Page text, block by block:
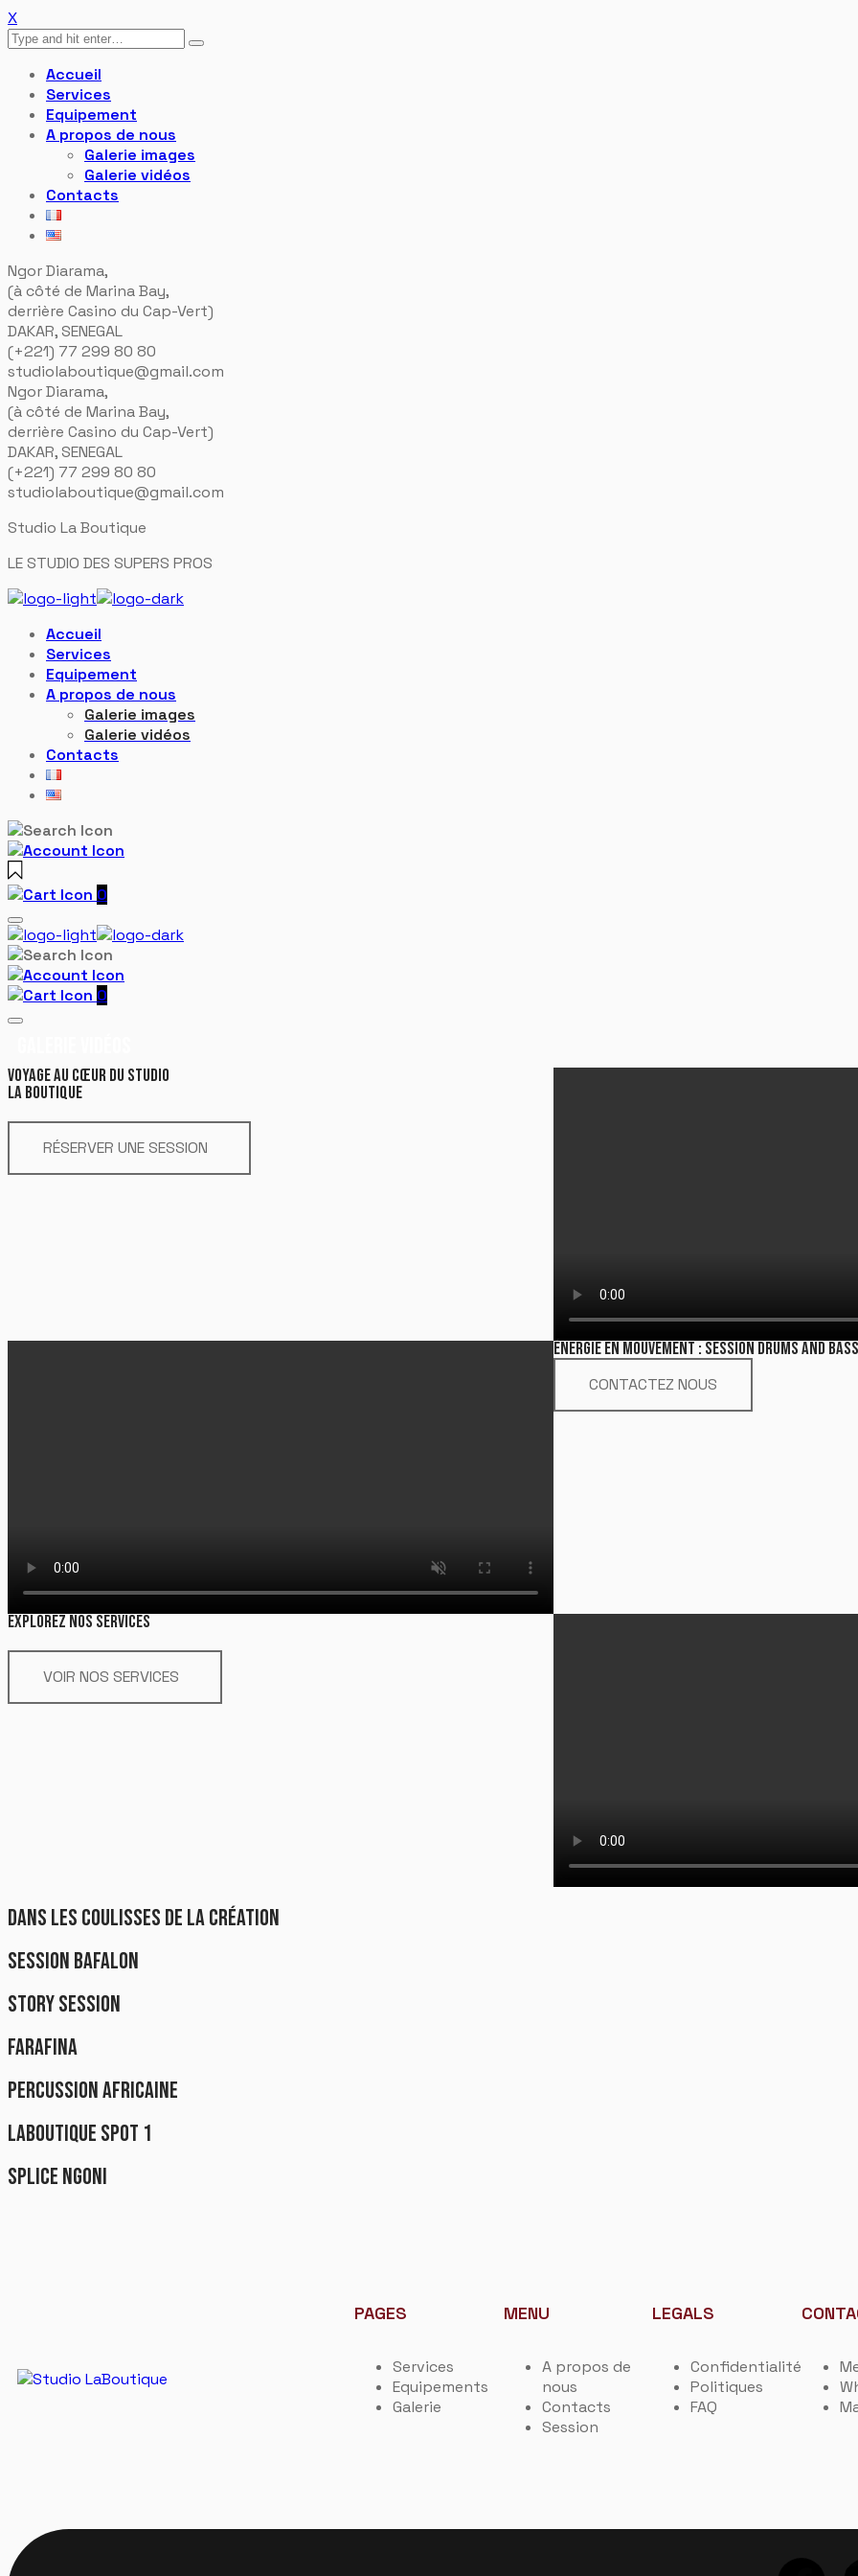
X
Accueil
Services
Equipement
A propos de nous
Galerie images
Galerie vidéos
Contacts
Ngor Diarama,
(à côté de Marina Bay,
derrière Casino du Cap-Vert)
DAKAR, SENEGAL
(+221) 77 299 80 80
studiolaboutique@gmail.com
Ngor Diarama,
(à côté de Marina Bay,
derrière Casino du Cap-Vert)
DAKAR, SENEGAL
(+221) 77 299 80 80
studiolaboutique@gmail.com
Studio La Boutique
LE STUDIO DES SUPERS PROS
Accueil
Services
Equipement
A propos de nous
Galerie images
Galerie vidéos
Contacts
0
0
VOYAGE AU CŒUR DU STUDIO
LA BOUTIQUE
RÉSERVER UNE SESSION
ÉNERGIE EN MOUVEMENT : SESSION DRUMS AND BASS
CONTACTEZ NOUS
EXPLOREZ NOS SERVICES
VOIR NOS SERVICES
DANS LES COULISSES DE LA CRÉATION
SESSION BAFALON
STORY SESSION
FARAFINA
PERCUSSION AFRICAINE
LABOUTIQUE SPOT 1
SPLICE NGONI
PAGES
Services
Equipements
Galerie
MENU
A propos de
nous
Contacts
Session
LEGALS
Confidentialité
Politiques
FAQ